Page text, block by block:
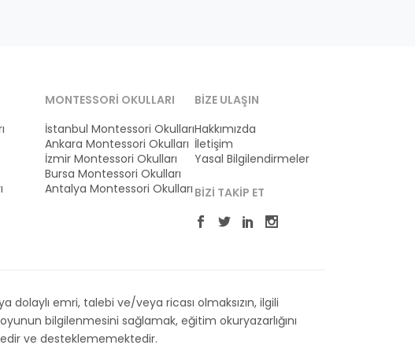
MONTESSORI OKULLARI
İstanbul Montessori Okulları
Ankara Montessori Okulları
İzmir Montessori Okulları
Bursa Montessori Okulları
Antalya Montessori Okulları
BIZE ULAŞIN
Hakkımızda
İletişim
Yasal Bilgilendirmeler
BIZI TAKIP ET
emri, talebi ve/veya ricası olmaksızın, ilgili
bilgilenmesini sağlamak, eğitim okuryazarlığını
ve desteklememektedir.